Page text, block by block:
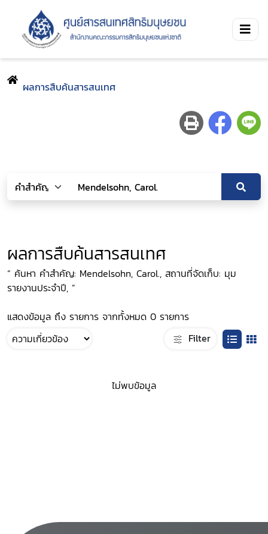
ผลการสืบค้นสารสนเทศ
ผลการสืบค้นสารสนเทศ
“ ค้นหา คำสำคัญ: Mendelsohn, Carol., สถานที่จัดเก็บ: มุม
รายงานประจำปี, ”
แสดงข้อมูล ถึง รายการ จากทั้งหมด 0 รายการ
Filter
ไม่พบข้อมูล